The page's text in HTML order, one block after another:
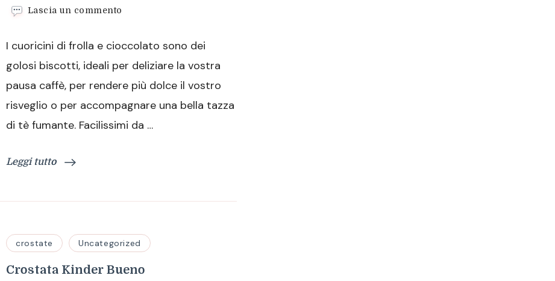
Lascia un commento
frolla
una
delizia!
I cuoricini di frolla e cioccolato sono dei
golosi biscotti, ideali per deliziare la vostra
pausa caffè, per rendere più dolce il vostro
risveglio o per accompagnare una bella tazza
di tè fumante. Facilissimi da …
Leggi tutto
crostate Uncategorized
Crostata Kinder Bueno